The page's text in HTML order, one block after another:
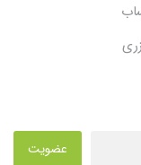
عضویت